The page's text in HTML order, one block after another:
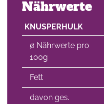
Nährwerte
KNUSPERHULK
∅ Nährwerte pro
100g
Fett
davon ges.